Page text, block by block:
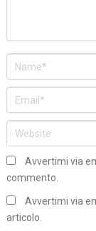
Avvertimi via
commento.
Avvertimi via
articolo.